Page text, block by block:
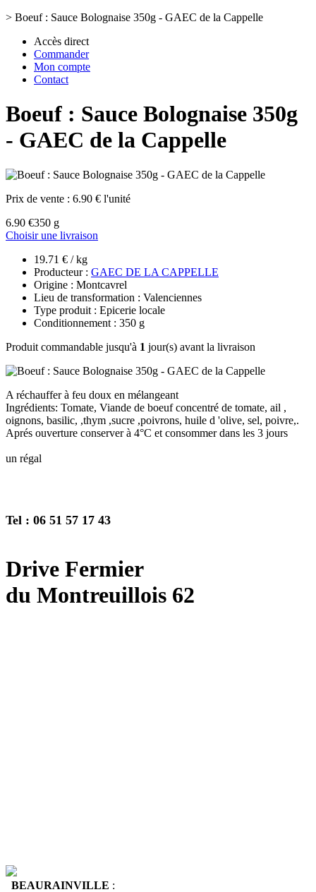
> Boeuf : Sauce Bolognaise 350g - GAEC de la Cappelle
Accès direct
Commander
Mon compte
Contact
Boeuf : Sauce Bolognaise 350g
- GAEC de la Cappelle
Prix de vente : 6.90 € l'unité
6.90 €350 g
Choisir une livraison
19.71 € / kg
Producteur : GAEC DE LA CAPPELLE
Origine : Montcavrel
Lieu de transformation : Valenciennes
Type produit : Epicerie locale
Conditionnement : 350 g
Produit commandable jusqu'à 1 jour(s) avant la livraison
A réchauffer à feu doux en mélangeant
Ingrédients: Tomate, Viande de boeuf concentré de tomate, ail ,
oignons, basilic, ,thym ,sucre ,poivrons, huile d 'olive, sel, poivre,.
Aprés ouverture conserver à 4°C et consommer dans les 3 jours
un régal
Tel : 06 51 57 17 43
Drive Fermier
du Montreuillois 62
BEAURAINVILLE :